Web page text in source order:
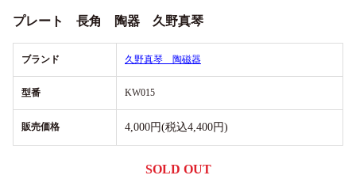
プレート 長角 陶器 久野真琴
ブランド 久野真琴 陶磁器
型番 KW015
販売価格 4,000円(税込4,400円)
SOLD OUT